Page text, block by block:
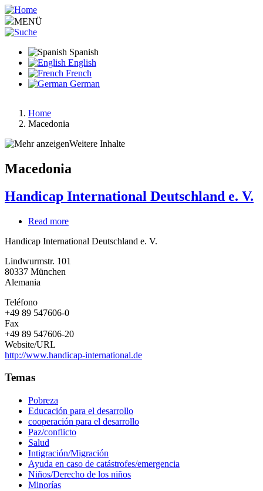
Pasar
al
contenido
MENÜ
Spanish
English
French
German
Ruta
de
Home
Macedonia
Weitere Inhalte
Macedonia
Handicap International Deutschland e. V.
Read more
International
e.
Handicap International Deutschland e. V.
Lindwurmstr. 101
80337 München
Alemania
Teléfono
+49 89 547606-0
Fax
+49 89 547606-20
Website/URL
http://www.handicap-international.de
Temas
Pobreza
Educación para el desarrollo
cooperación para el desarrollo
Paz/conflicto
Salud
Intigración/Migración
Ayuda en caso de catástrofes/emergencia
Niños/Derecho de los niños
Minorías